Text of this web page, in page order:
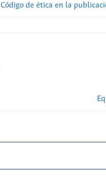
Código de ética en la